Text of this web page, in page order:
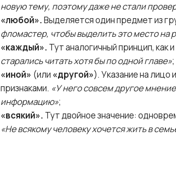
новую тему, поэтому даже не стали
«любой».Выделяется один предмет из
фломастер, чтобы выделить это место на
«каждый». Тут аналогичный принцип, как
старались читать хотя бы по одной главе»;
«иной» (или «другой»). Указание на
признаками. «У него совсем другое
информацию»;
«всякий». Тут двойное значение:
«Не всякому человеку хочется жить в